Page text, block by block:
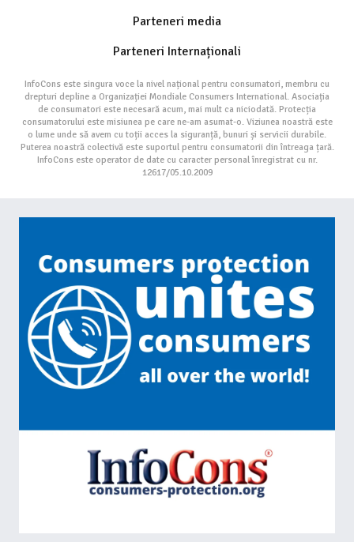
Parteneri media
Parteneri Internaționali
InfoCons este singura voce la nivel național pentru consumatori, membru cu
drepturi depline a Organizației Mondiale Consumers International. Asociația
de consumatori este necesară acum, mai mult ca niciodată. Protecția
consumatorului este misiunea pe care ne-am asumat-o. Viziunea noastră este
o lume unde să avem cu toții acces la siguranță, bunuri și servicii durabile.
Puterea noastră colectivă este suportul pentru consumatorii din întreaga țară.
InfoCons este operator de date cu caracter personal înregistrat cu nr.
12617/05.10.2009